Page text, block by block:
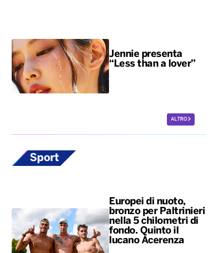
Jennie presenta
“Less than a lover”
ALTRO
Sport
Europei di nuoto,
bronzo per Paltrinieri
nella 5 chilometri di
fondo. Quinto il
lucano Acerenza